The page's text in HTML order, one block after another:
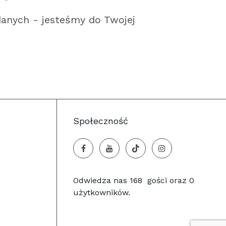
- jesteśmy do Twojej
Społeczność
Odwiedza nas 168 gości oraz 0
użytkowników.